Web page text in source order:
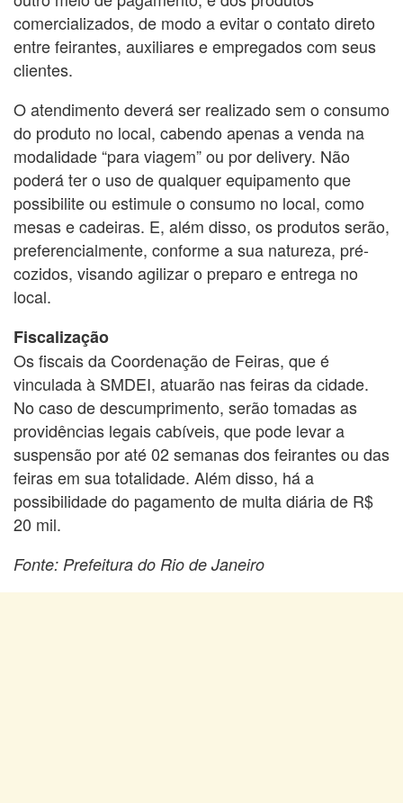
comercializados, de modo a evitar o contato direto
entre feirantes, auxiliares e empregados com seus
clientes.
O atendimento deverá ser realizado sem o consumo
do produto no local, cabendo apenas a venda na
modalidade “para viagem” ou por delivery. Não
poderá ter o uso de qualquer equipamento que
possibilite ou estimule o consumo no local, como
mesas e cadeiras. E, além disso, os produtos serão,
preferencialmente, conforme a sua natureza, pré-
cozidos, visando agilizar o preparo e entrega no
local.
Fiscalização
Os fiscais da Coordenação de Feiras, que é
vinculada à SMDEI, atuarão nas feiras da cidade.
No caso de descumprimento, serão tomadas as
providências legais cabíveis, que pode levar a
suspensão por até 02 semanas dos feirantes ou das
feiras em sua totalidade. Além disso, há a
possibilidade do pagamento de multa diária de R$
20 mil.
Fonte: Prefeitura do Rio de Janeiro